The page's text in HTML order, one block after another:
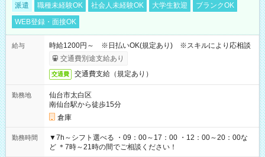
派遣 職種未経験OK 社会人未経験OK 大学生歓迎
ブランクOK
WEB登録・面接OK
給与
時給1200円～ ※日払いOK(規定あり) ※スキルにより応相談
交通費別途支給あり
交通費 交通費支給（規定あり）
勤務地
仙台市太白区
南仙台駅から徒歩15分
倉庫
勤務時間
▼7h～シフト選べる ・09：00～17：00 ・12：00～20：00な
ど ＊7時～21時の間でご相談ください！